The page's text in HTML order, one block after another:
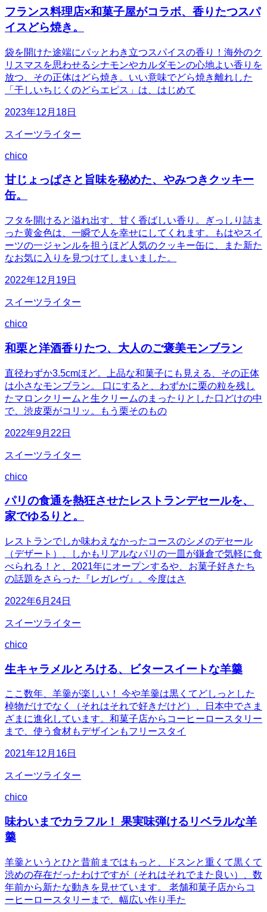
フランス料理店×和菓子屋がコラボ、香りたつスパ
イスどら焼き。
袋を開けた途端にパッとわき立つスパイスの香り！海外のク
リスマスを思わせるシナモンやカルダモンの心地よい香りを
放つ、その正体はどら焼き。いい意味でどら焼き離れした
「干しいちじくのどらエピス」は、はじめて
2023年12月18日
スイーツライター
chico
甘じょっぱさと旨味を秘めた、やみつきクッキー
缶。
フタを開けると溢れ出す、甘く香ばしい香り。ぎっしり詰ま
った黄金色は、一瞬で人を幸せにしてくれます。もはやスイ
ーツの一ジャンルを担うほど人気のクッキー缶に、また新た
なお気に入りを見つけてしまいました。
2022年12月19日
スイーツライター
chico
和栗と洋酒香りたつ、大人のご褒美モンブラン
直径わずか3.5cmほど。上品な和菓子にも見える、その正体
は小さなモンブラン。 口にすると、わずかに栗の粒を残し
たマロンクリームと生クリームのまったりとした口どけの中
で、渋皮栗がコリッ。もう栗そのもの
2022年9月22日
スイーツライター
chico
パリの食通を熱狂させたレストランデセールを、
家でゆるりと。
レストランでしか味わえなかったコースのシメのデセール
（デザート）、しかもリアルなパリの一皿が鎌倉で気軽に食
べられる！と、2021年にオープンするや、お菓子好きたち
の話題をさらった『レガレヴ』。今度はさ
2022年6月24日
スイーツライター
chico
生キャラメルとろける、ビタースイートな羊羹
ここ数年、羊羹が楽しい！ 今や羊羹は黒くてどしっとした
棹物だけでなく（それはそれで好きだけど）、日本中でさま
ざまに進化しています。和菓子店からコーヒーロースタリー
まで、使う食材もデザインもフリースタイ
2021年12月16日
スイーツライター
chico
味わいまでカラフル！ 果実味弾けるリベラルな羊
羹
羊羹というとひと昔前まではもっと、ドスンと重くて黒くて
渋めの存在だったわけですが（それはそれでまた良い）、数
年前から新たな動きを見せています。 老舗和菓子店からコ
ーヒーロースタリーまで、幅広い作り手た